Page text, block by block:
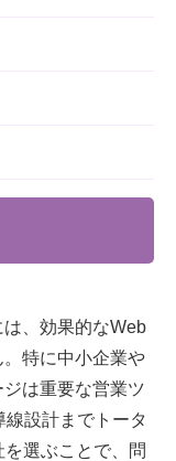
、効果的なWeb
特に中小企業や
は重要な営業ツ
設計までトータ
選ぶことで、問